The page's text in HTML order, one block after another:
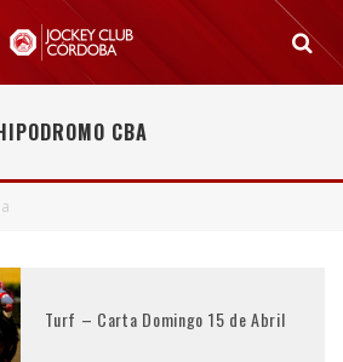
CBA
Turf – Carta Domingo 15 de Abril